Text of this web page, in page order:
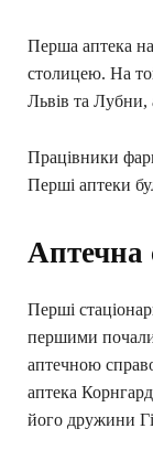
Перша аптека
столицею. На
Львів та Лубни,
Працівники
Перші аптеки
Аптечна
Перші
першими почали
аптечною
аптека
його дружини